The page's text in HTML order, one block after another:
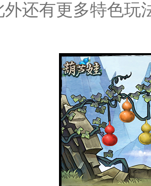
外还有更多特色玩